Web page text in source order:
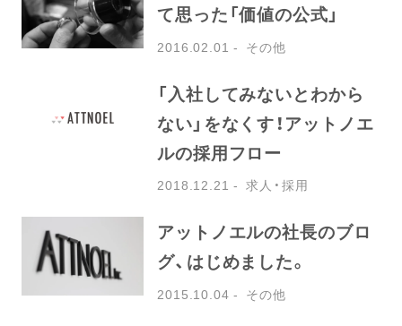
て思った「価値の公式」
2016.02.01 その他
「入社してみないとわから
ない」をなくす！アットノエ
ルの採用フロー
2018.12.21 求人・採用
アットノエルの社長のブロ
グ、はじめました。
2015.10.04 その他